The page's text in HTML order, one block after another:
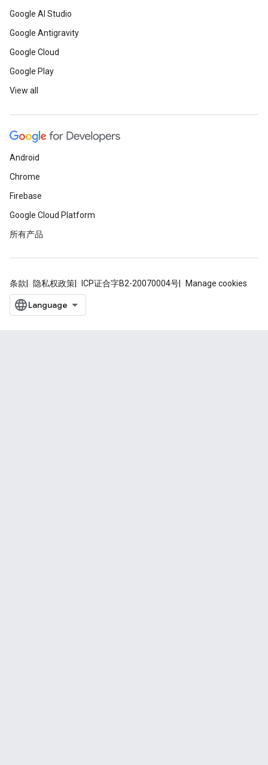
Google AI Studio
Google Antigravity
Google Cloud
Google Play
View all
Android
Chrome
Firebase
Google Cloud Platform
所有产品
条款 隐私权政策 ICP证合字B2-20070004号 Manage cookies